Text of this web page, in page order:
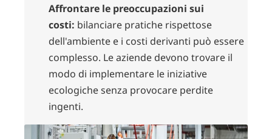
Affrontare le preoccupazioni sui
costi: bilanciare pratiche rispettose
dell'ambiente e i costi derivanti può essere
complesso. Le aziende devono trovare il
modo di implementare le iniziative
ecologiche senza provocare perdite
ingenti.